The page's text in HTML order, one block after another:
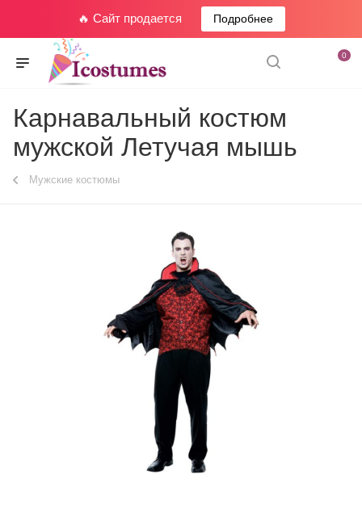
🔥 Сайт продается Подробнее
0
Карнавальный костюм
мужской Летучая мышь
Мужские костюмы